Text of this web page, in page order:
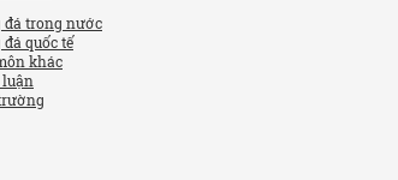
đá trong nước
đá quốc tế
khác